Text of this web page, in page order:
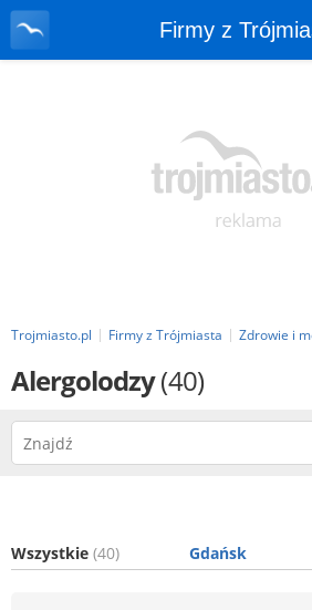
Firmy z
Trojmiasto.pl Firmy z Trójmiasta Zdrowie i
Alergolodzy(40)
Wszystkie (40) Gdańsk